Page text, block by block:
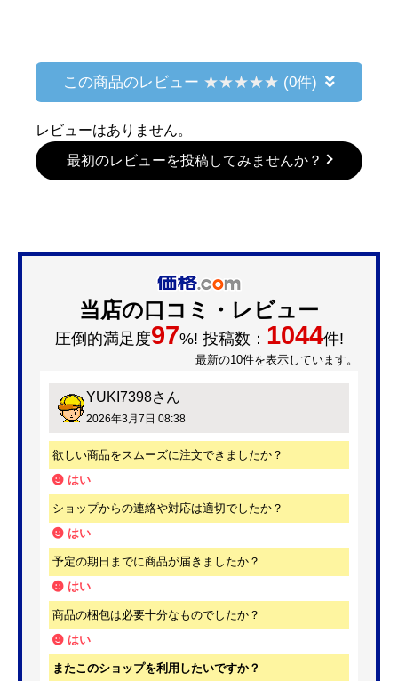
この商品のレビュー (0件)
レビューはありません。
最初のレビューを投稿してみませんか？
当店の口コミ・レビュー
圧倒的満足度97%! 投稿数： 1044件!
最新の10件を表示しています。
YUKI7398さん
2026年3月7日 08:38
欲しい商品をスムーズに注文できましたか？
はい
ショップからの連絡や対応は適切でしたか？
はい
予定の期日までに商品が届きましたか？
はい
商品の梱包は必要十分なものでしたか？
はい
またこのショップを利用したいですか？